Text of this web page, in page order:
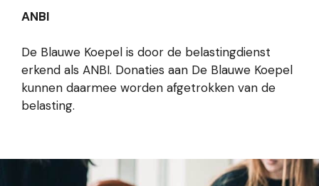
ANBI
De Blauwe Koepel is door de belastingdienst
erkend als ANBI. Donaties aan De Blauwe Koepel
kunnen daarmee worden afgetrokken van de
belasting.